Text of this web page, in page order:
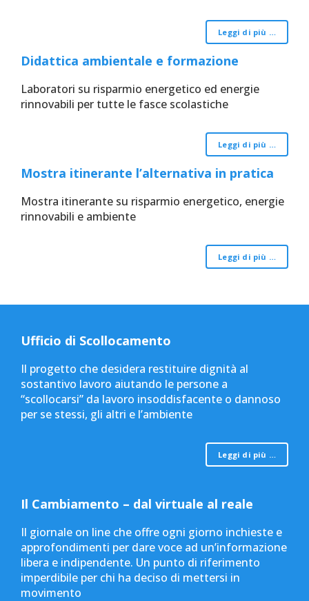
Leggi di più …
Didattica ambientale e formazione
Laboratori su risparmio energetico ed energie
rinnovabili per tutte le fasce scolastiche
Leggi di più …
Mostra itinerante l’alternativa in pratica
Mostra itinerante su risparmio energetico, energie
rinnovabili e ambiente
Leggi di più …
Ufficio di Scollocamento
Il progetto che desidera restituire dignità al
sostantivo lavoro aiutando le persone a
“scollocarsi” da lavoro insoddisfacente o dannoso
per se stessi, gli altri e l’ambiente
Leggi di più …
Il Cambiamento – dal virtuale al reale
Il giornale on line che offre ogni giorno inchieste e
approfondimenti per dare voce ad un’informazione
libera e indipendente. Un punto di riferimento
imperdibile per chi ha deciso di mettersi in
movimento